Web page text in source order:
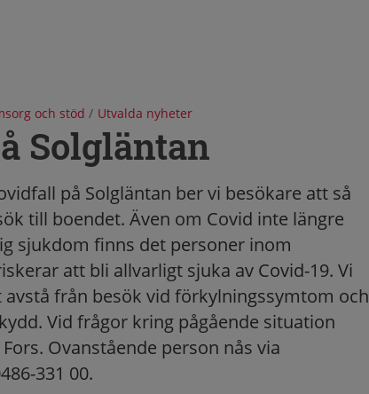
och stöd / Utvalda nyheter
Solgläntan
på Solgläntan ber vi besökare att så
till boendet. Även om Covid inte längre
sjukdom finns det personer inom
att bli allvarligt sjuka av Covid-19. Vi
från besök vid förkylningssymtom och
Vid frågor kring pågående situation
Ovanstående person nås via
331 00.